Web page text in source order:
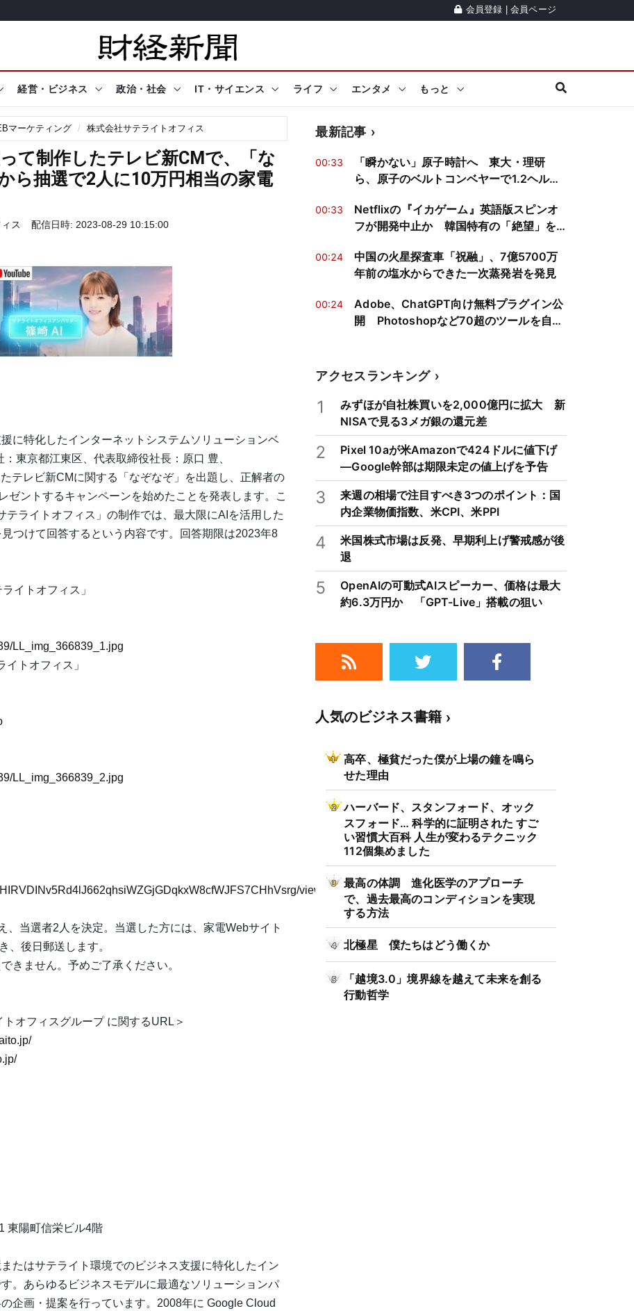
会員登録 会員ページ
経営・ビジネス 政治・社会 IT・サイエンス ライフ エンタメ もっと
マーケティング 株式会社サテライトオフィス
て制作したテレビ新CMで、「な
抽選で2人に10万円相当の家電
ス 配信日時: 2023-08-29 10:15:00
に特化したインターネットシステムソリューションベ
東京都江東区、代表取締役社長：原口 豊、
テレビ新CMに関する「なぞなぞ」を出題し、正解者の
ントするキャンペーンを始めたことを発表します。こ
ライトオフィス」の制作では、最大限にAIを活用した
つけて回答するという内容です。回答期限は2023年8
イトオフィス」
LL_img_366839_1.jpg
トオフィス」
LL_img_366839_2.jpg
viewform
当選者2人を決定。当選した方には、家電Webサイト
、後日郵送します。
きません。予めご了承ください。
オフィスグループ に関するURL＞
東陽町信栄ビル4階
たはサテライト環境でのビジネス支援に特化したイン
。あらゆるビジネスモデルに最適なソリューションパ
企画・提案を行っています。2008年に Google Cloud
最新記事
00:33
「瞬かない」原子時計へ 東大・理研
ら、原子のベルトコンベヤーで1.2ヘルツ
00:33
Netflixの『イカゲーム』英語版スピンオ
フが開発中止か 韓国特有の「絶望」を
00:24
中国の火星探査車「祝融」、7億5700万
年前の塩水からできた一次蒸発岩を発見
00:24
Adobe、ChatGPT向け無料プラグイン公
開 Photoshopなど70超のツールを自動
アクセスランキング
1
みずほが自社株買いを2,000億円に拡大 新
NISAで見る3メガ銀の還元差
2
Pixel 10aが米Amazonで424ドルに値下げ
―Google幹部は期限未定の値上げを予告
3
来週の相場で注目すべき3つのポイント：国
内企業物価指数、米CPI、米PPI
4
米国株式市場は反発、早期利上げ警戒感が後
退
5
OpenAIの可動式AIスピーカー、価格は最大
約6.3万円か 「GPT-Live」搭載の狙い
人気のビジネス書籍
高卒、極貧だった僕が上場の鐘を鳴ら
せた理由
ハーバード、スタンフォード、オック
スフォード… 科学的に証明された すご
い習慣大百科 人生が変わるテクニック
112個集めました
最高の体調 進化医学のアプローチ
で、過去最高のコンディションを実現
する方法
北極星 僕たちはどう働くか
「越境3.0」境界線を越えて未来を創る
行動哲学